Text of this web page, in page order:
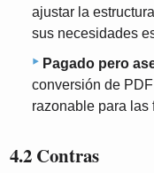
ajustar la
sus necesidades
Pagado pero
conversión de
razonable para las
4.2 Contras